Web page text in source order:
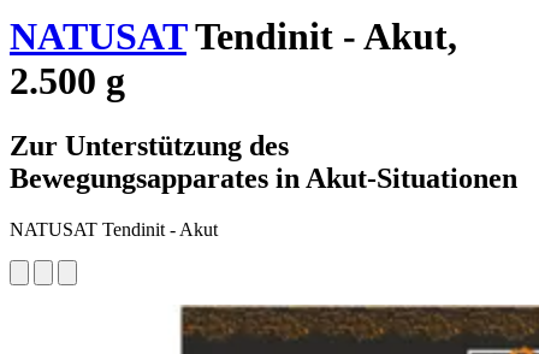
NATUSATTendinit - Akut,
2.500 g
Zur Unterstützung des
Bewegungsapparates in Akut-Situationen
NATUSAT Tendinit - Akut